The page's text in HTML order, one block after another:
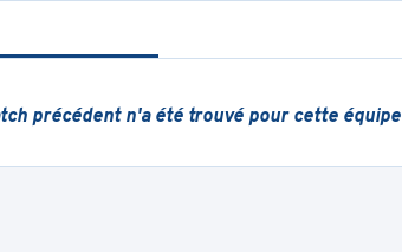
précédent n'a été trouvé pour cette équipe